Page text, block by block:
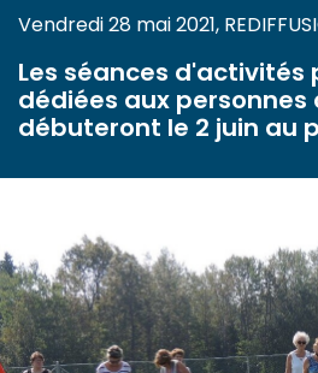
Vendredi 28 mai 2021,
Les séances d'activités
dédiées aux personnes
débuteront le 2 juin au